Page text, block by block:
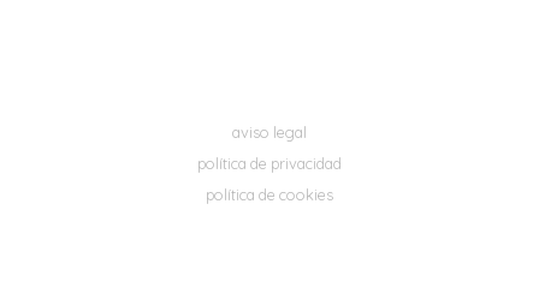
aviso legal
política de privacidad
política de cookies